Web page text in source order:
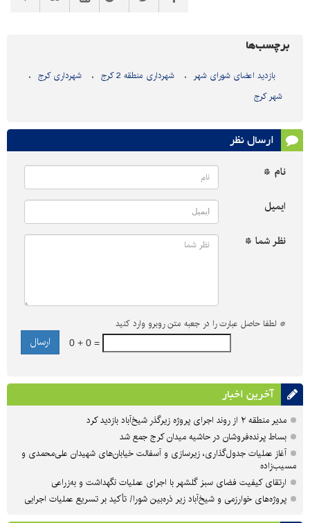
برچسب‌ها
بازدید اعضای شورای شهر شهرداری منطقه 2 کرج
شهرداری کرج
شهر کرج
ارسال نظر
نام *
ایمیل
نظر شما *
* لطفا حاصل عبارت را در جعبه متن روبرو وارد کنید
0 + 0 =
آخرین اخبار
مدیر منطقه ۲ از روند اجرای پروژه زیرگذر شیخ‌آباد بازدید کرد
بساط پرنده‌فروشان در حاشیه میدان کرج جمع شد
آغاز عملیات جدول‌گذاری، زیرسازی و آسفالت خیابان‌های شهیدان علی‌محمدی و
مسیب‌زاده
ارتقای کیفیت فضای سبز گلشهر با اجرای عملیات نگهداشت و به‌زراعی
پروژه‌های خوارزمی و شیخ‌آباد زیر ذره‌بین شورا/ تأکید بر تسریع عملیات اجرایی